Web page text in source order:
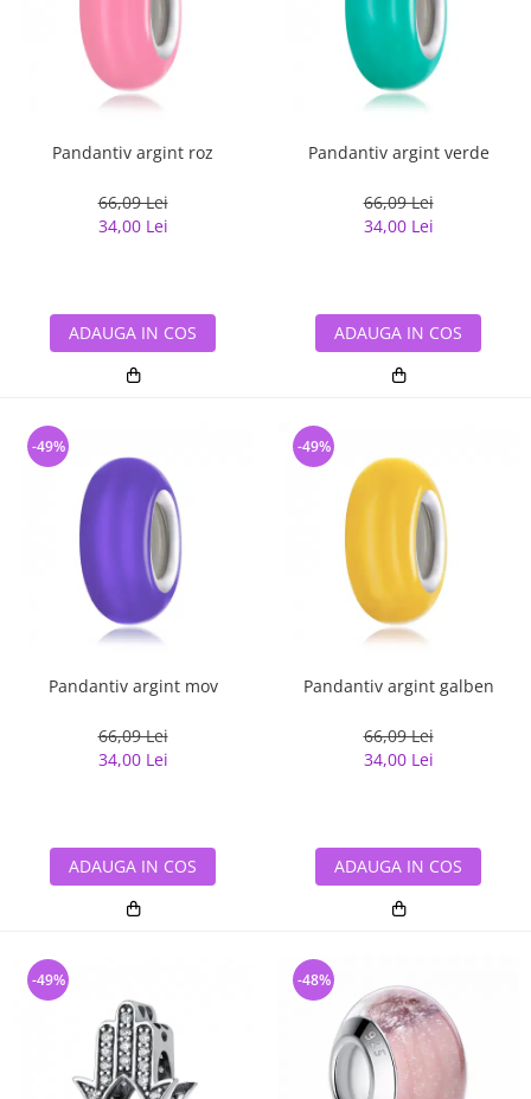
Pandantiv argint roz
66,09 Lei
34,00 Lei
ADAUGA IN COS
Pandantiv argint verde
66,09 Lei
34,00 Lei
ADAUGA IN COS
Pandantiv argint mov
66,09 Lei
34,00 Lei
-49%
ADAUGA IN COS
Pandantiv argint galben
66,09 Lei
34,00 Lei
-49%
ADAUGA IN COS
-49% -48%